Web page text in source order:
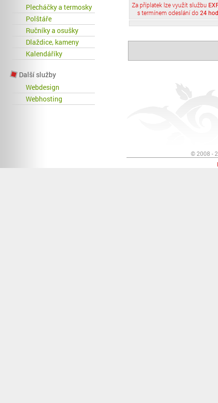
Plecháčky a termosky
Polštáře
Ručníky a osušky
Dlaždice, kameny
Kalendáříky
Další služby
Webdesign
Webhosting
Za příplatek lze využít službu
s termínem odeslání do24
© 2008 -